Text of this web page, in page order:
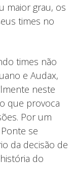
maior grau, os
times no
times não
e Audax,
neste
que provoca
Por um
se
da decisão de
do